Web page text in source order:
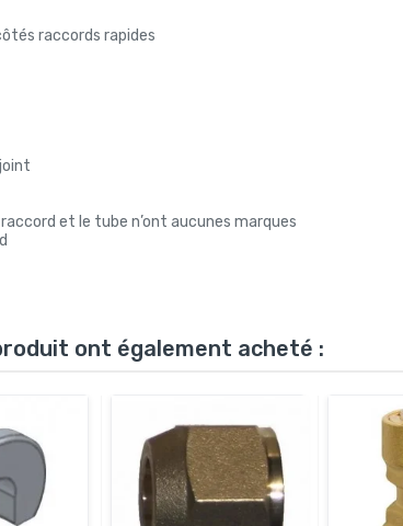
raccords rapides
et le tube n’ont aucunes marques
ont également acheté :